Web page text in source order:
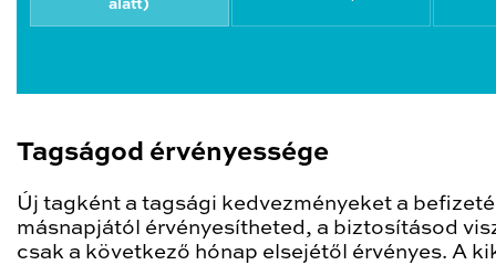
alatt)
Tagságod érvényessége
Új tagként a tagsági kedvezményeket a
másnapjától érvényesítheted, a biztosításod
csak a következő hónap elsejétől érvényes. A